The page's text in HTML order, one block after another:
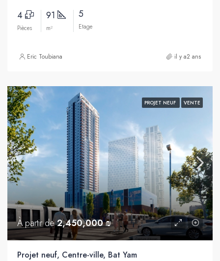
4
Pièces
91
m²
5
Etage
Eric Toubiana il y a2 ans
PROJET NEUF VENTE
À partir de2,450,000 ₪
Projet neuf, Centre-ville, Bat Yam